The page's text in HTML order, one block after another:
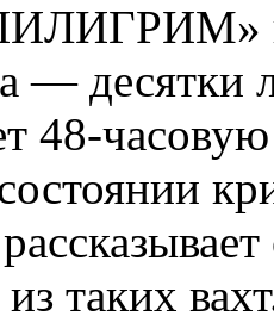
— десятки
48-
таких